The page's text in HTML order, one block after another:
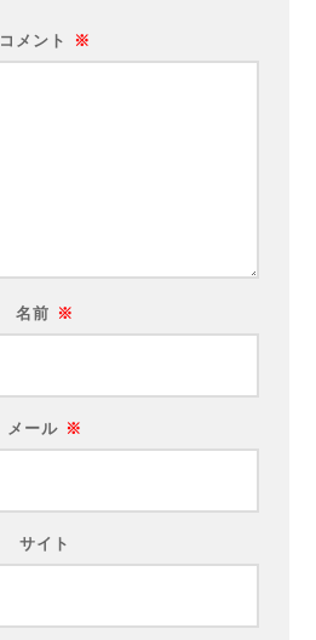
コメント ※
名前 ※
メール ※
サイト